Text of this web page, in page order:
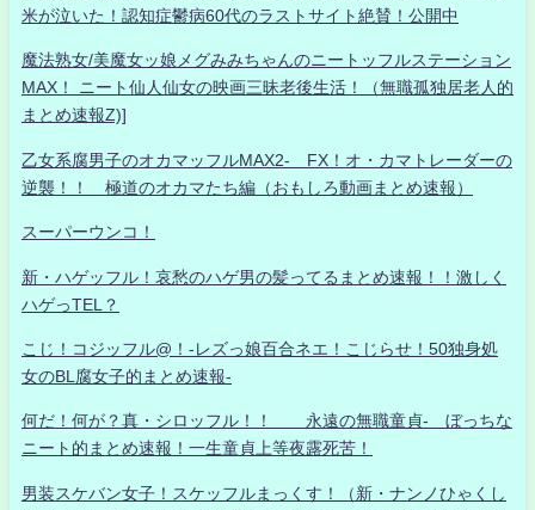
米が泣いた！認知症鬱病60代のラストサイト絶賛！公開中
魔法熟女/美魔女ッ娘メグみみちゃんのニートッフルステーション
MAX！ ニート仙人仙女の映画三昧老後生活！（無職孤独居老人的
まとめ速報Z)]
乙女系腐男子のオカマッフルMAX2- FX！オ・カマトレーダーの
逆襲！！ 極道のオカマたち編（おもしろ動画まとめ速報）
スーパーウンコ！
新・ハゲッフル！哀愁のハゲ男の髪ってるまとめ速報！！激しく
ハゲっTEL？
こじ！コジッフル@！-レズっ娘百合ネエ！こじらせ！50独身処
女のBL腐女子的まとめ速報-
何だ！何が？真・シロッフル！！ 永遠の無職童貞- ぼっちな
ニート的まとめ速報！一生童貞上等夜露死苦！
男装スケバン女子！スケッフルまっくす！（新・ナンノひゃくし